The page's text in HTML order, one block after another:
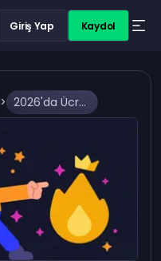
Giriş Yap Kaydol
> 2026'da Ücretsiz ve Ucuza Tinder Gold Nasıl Alınır